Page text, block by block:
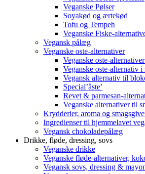
Veganske Pølser
Soyakød og ærtekød
Tofu og Tempeh
Veganske Fiske-
Vegansk pålæg
Veganske oste-alternativer
Veganske oste-
Veganske oste-alternativ i
Vegansk alternativ til
Special’åste’
Revet & parmesan-
Veganske alternativer til
Krydderier, aroma og
Ingredienser til hjemmelavet
Vegansk chokoladepålæg
Drikke, fløde, dressing, sovs
Veganske drikke
Veganske fløde-alternativer,
Vegansk sovs, dressing &